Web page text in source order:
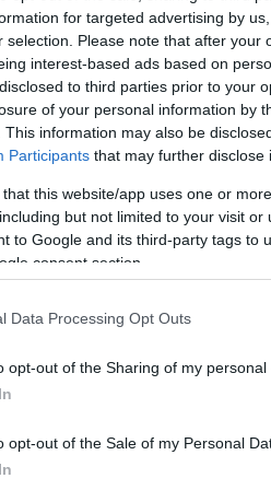
for targeted advertising by
selection. Please note that after your
interest-based ads based on
to third parties prior to your
of your personal information by
This information may also be
Participants that may further disclose
that this website/app uses one or
but not limited to your visit
to Google and its third-party tags to
consent section.
Data Processing Opt Outs
opt-out of the Sharing of my personal
opt-out of the Sale of my Personal
εκτιμούν ότι η τυχόν
στα ενοίκια,
και επιβαρύνοντας
για όλο το 2025
στο 1ο, 2ο και 3ο δημοτικό
συνοικίες. Οι
του μέτρου
η ΤτΕ
μίσθωσης,
(ΤτΕ) στην πρόσφατη